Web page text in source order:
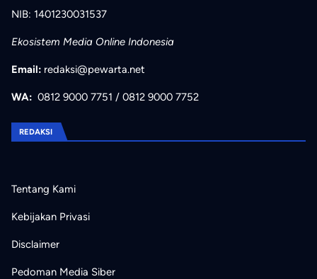
NIB: 1401230031537
Ekosistem Media Online Indonesia
Email: redaksi@pewarta.net
WA: 0812 9000 7751 / 0812 9000 7752
REDAKSI
Tentang Kami
Kebijakan Privasi
Disclaimer
Pedoman Media Siber